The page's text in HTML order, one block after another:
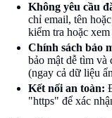
Không yêu cầu
chỉ email, tên
kiểm tra hoặc
Chính sách bảo
bảo mật dễ tìm và
(ngay cả dữ liệu
Kết nối an toàn:
"https" để xác